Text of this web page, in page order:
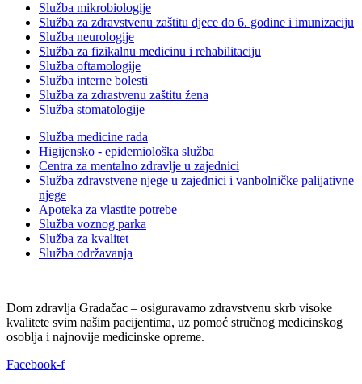
Služba mikrobiologije
Služba za zdravstvenu zaštitu djece do 6. godine i imunizaciju
Služba neurologije
Služba za fizikalnu medicinu i rehabilitaciju
Služba oftamologije
Služba interne bolesti
Služba za zdrastvenu zaštitu žena
Služba stomatologije
Služba medicine rada
Higijensko - epidemiološka služba
Centra za mentalno zdravlje u zajednici
Služba zdravstvene njege u zajednici i vanbolničke palijativne
njege
Apoteka za vlastite potrebe
Služba voznog parka
Služba za kvalitet
Služba održavanja
Dom zdravlja Gradačac – osiguravamo zdravstvenu skrb visoke
kvalitete svim našim pacijentima, uz pomoć stručnog medicinskog
osoblja i najnovije medicinske opreme.
Facebook-f